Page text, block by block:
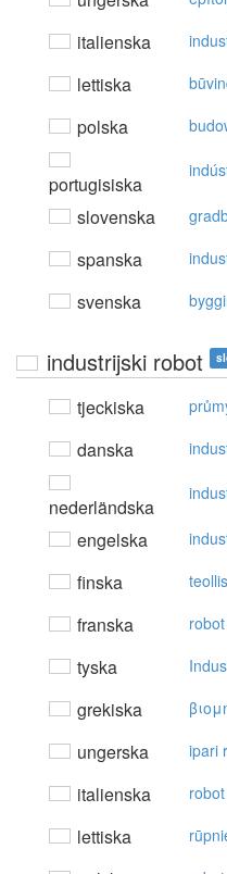
italienska
lettiska
polska
portugisiska
slovenska
spanska
svenska
industrijski robot
tjeckiska
danska
nederländska
engelska
finska
franska
tyska
grekiska
ungerska ipari
italienska
lettiska